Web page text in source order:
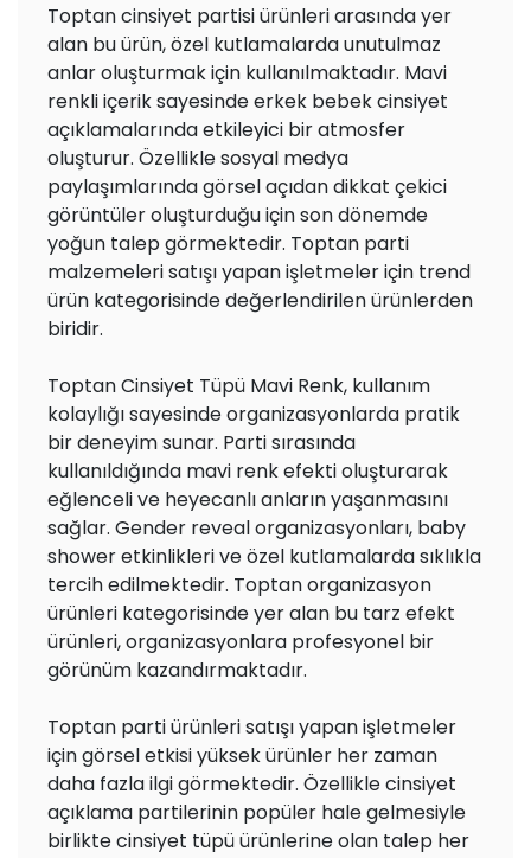
Toptan cinsiyet partisi ürünleri arasında yer
alan bu ürün, özel kutlamalarda unutulmaz
anlar oluşturmak için kullanılmaktadır. Mavi
renkli içerik sayesinde erkek bebek cinsiyet
açıklamalarında etkileyici bir atmosfer
oluşturur. Özellikle sosyal medya
paylaşımlarında görsel açıdan dikkat çekici
görüntüler oluşturduğu için son dönemde
yoğun talep görmektedir. Toptan parti
malzemeleri satışı yapan işletmeler için trend
ürün kategorisinde değerlendirilen ürünlerden
biridir.
Toptan Cinsiyet Tüpü Mavi Renk, kullanım
kolaylığı sayesinde organizasyonlarda pratik
bir deneyim sunar. Parti sırasında
kullanıldığında mavi renk efekti oluşturarak
eğlenceli ve heyecanlı anların yaşanmasını
sağlar. Gender reveal organizasyonları, baby
shower etkinlikleri ve özel kutlamalarda sıklıkla
tercih edilmektedir. Toptan organizasyon
ürünleri kategorisinde yer alan bu tarz efekt
ürünleri, organizasyonlara profesyonel bir
görünüm kazandırmaktadır.
Toptan parti ürünleri satışı yapan işletmeler
için görsel etkisi yüksek ürünler her zaman
daha fazla ilgi görmektedir. Özellikle cinsiyet
açıklama partilerinin popüler hale gelmesiyle
birlikte cinsiyet tüpü ürünlerine olan talep her